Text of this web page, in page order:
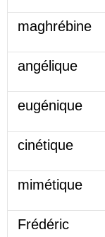
maghrébine
angélique
eugénique
cinétique
mimétique
Frédéric